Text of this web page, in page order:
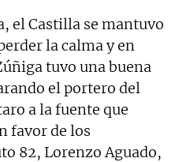
el Castilla se mantuvo
la calma y en
tuvo una buena
el portero del
a la fuente que
favor de los
82, Lorenzo Aguado,